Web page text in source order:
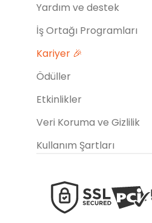
Yardım ve destek
İş Ortağı Programları
Kariyer 🎉
Ödüller
Etkinlikler
Veri Koruma ve Gizlilik
Kullanım Şartları